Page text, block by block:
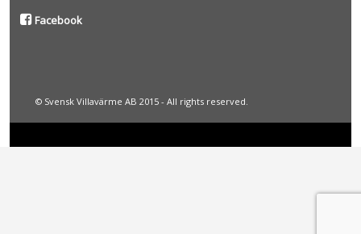
Facebook
© Svensk Villavärme AB 2015 - All rights reserved.